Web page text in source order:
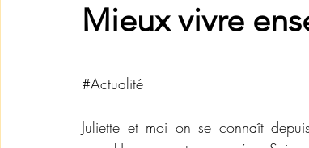
Mieux vivre
#Actualité
Juliette et moi on se connaît